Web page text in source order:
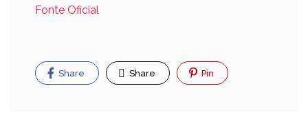
Fonte Oficial
Share Share Pin